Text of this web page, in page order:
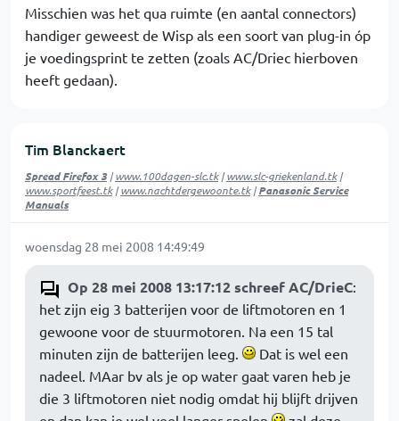
Misschien was het qua ruimte (en aantal connectors)
handiger geweest de Wisp als een soort van plug-in óp
je voedingsprint te zetten (zoals AC/Driec hierboven
heeft gedaan).
Tim Blanckaert
Spread Firefox 3|www.100dagen-slc.tk|www.slc-griekenland.tk|
www.sportfeest.tk|www.nachtdergewoonte.tk|Panasonic Service
Manuals
woensdag 28 mei 2008 14:49:49
Op 28 mei 2008 13:17:12 schreef AC/DrieC:
het zijn eig 3 batterijen voor de liftmotoren en 1
gewoone voor de stuurmotoren. Na een 15 tal
minuten zijn de batterijen leeg.
Dat is wel een
nadeel. MAar bv als je op water gaat varen heb je
die 3 liftmotoren niet nodig omdat hij blijft drijven